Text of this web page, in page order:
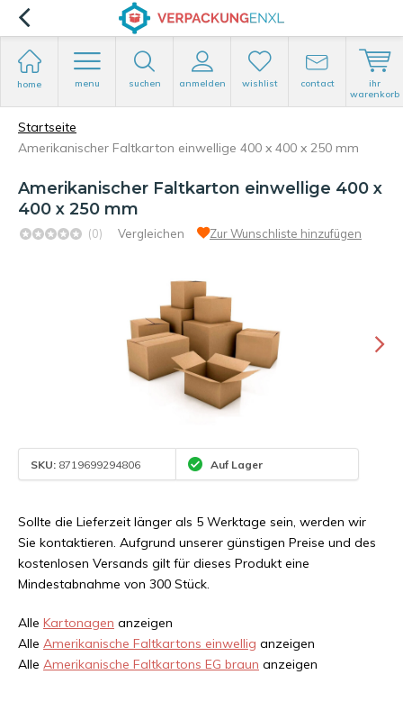
home menu suchen anmelden wishlist contact
ihr
warenkorb
Startseite
Amerikanischer Faltkarton einwellige 400 x 400 x 250 mm
Amerikanischer Faltkarton einwellige 400 x
400 x 250 mm
(0) Vergleichen Zur Wunschliste hinzufügen
SKU: 8719699294806 Auf Lager
Sollte die Lieferzeit länger als 5 Werktage sein, werden wir
Sie kontaktieren. Aufgrund unserer günstigen Preise und des
kostenlosen Versands gilt für dieses Produkt eine
Mindestabnahme von 300 Stück.
Alle Kartonagen anzeigen
Alle Amerikanische Faltkartons einwellig anzeigen
Alle Amerikanische Faltkartons EG braun anzeigen